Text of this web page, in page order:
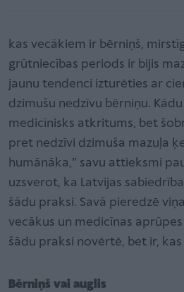
kas vecākiem ir bērniņš,
grūtniecības periods ir bijis
jaunu tendenci izturēties ar
dzimušu nedzīvu bērniņu.
medicīnisks atkritums, bet
pret nedzīvi dzimuša mazuļa
humānāka,” savu attieksmi
uzsverot, ka Latvijas
šādu praksi. Savā pieredzē
vecākus un medicīnas
šādu praksi novērtē, bet ir,
Bērniņš vai auglis